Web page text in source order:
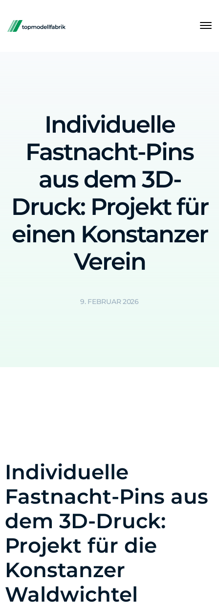
Individuelle
Fastnacht-Pins
aus dem 3D-
Druck: Projekt für
einen Konstanzer
Verein
9. FEBRUAR 2026
Individuelle
Fastnacht-Pins aus
dem 3D-Druck:
Projekt für die
Konstanzer
Waldwichtel